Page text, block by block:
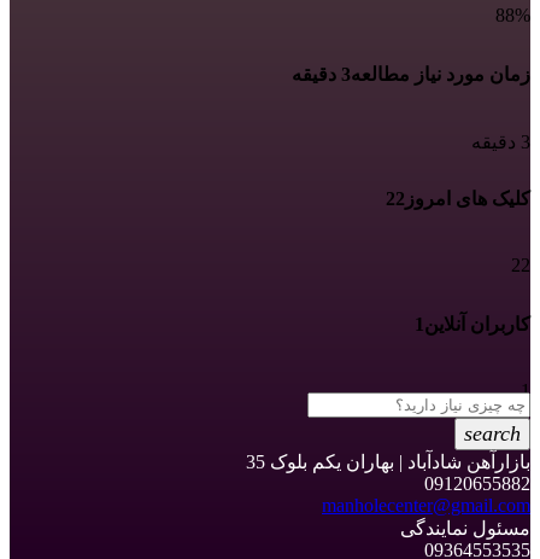
88%
زمان مورد نیاز مطالعه3 دقیقه
3 دقیقه
کلیک های امروز 22
22
کاربران آنلاین 1
1
search
بازارآهن شادآباد | بهاران یکم بلوک 35
09120655882
manholecenter@gmail.com
مسئول نمایندگی
09364553535